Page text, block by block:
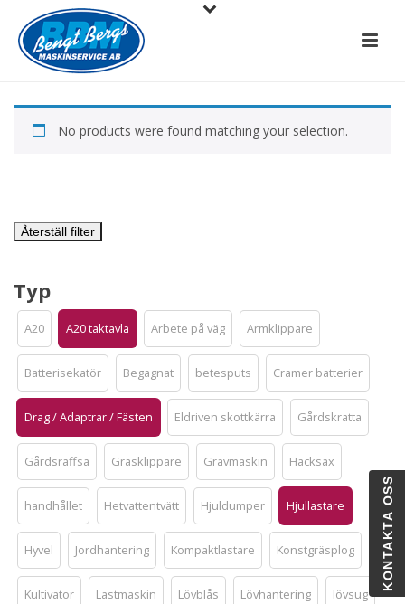
No products were found matching your selection.
Återställ filter
Typ
A20 A20 taktavla Arbete på väg Armklippare
Batterisekatör Begagnat betesputs Cramer batterier
Drag / Adaptrar / Fästen Eldriven skottkärra Gårdskratta
Gårdsräffsa Gräsklippare Grävmaskin Häcksax
handhållet Hetvattentvätt Hjuldumper Hjullastare
Hyvel Jordhantering Kompaktlastare Konstgräsplog
Kultivator Lastmaskin Lövblås Lövhantering lövsug
KONTAKTA OSS